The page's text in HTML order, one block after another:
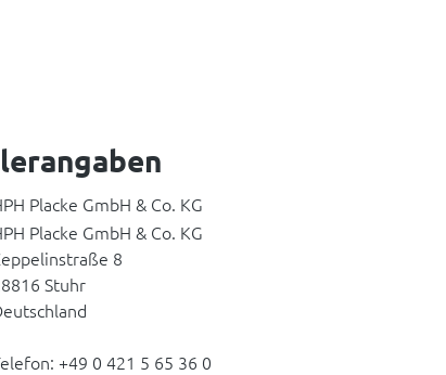
Placke GmbH & Co. KG
Placke GmbH & Co. KG
8
Stuhr
+49 0 421 5 65 36 0